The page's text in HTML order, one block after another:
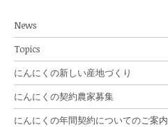
News
Topics
にんにくの新しい産地づくり
にんにくの契約農家募集
にんにくの年間契約についてのご案内